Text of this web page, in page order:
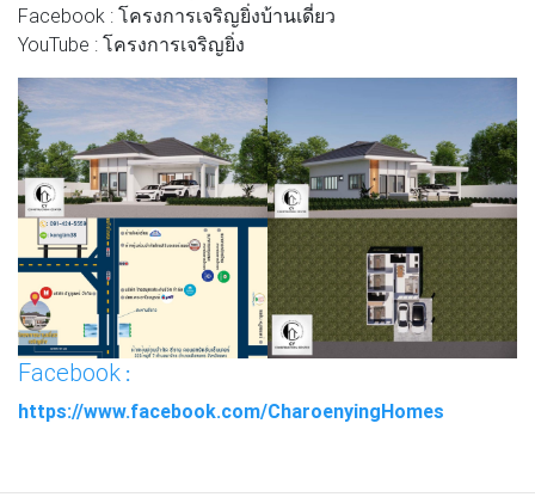
Facebook : โครงการเจริญยิ่งบ้านเดี่ยว
YouTube : โครงการเจริญยิ่ง
Facebook :
https://www.facebook.com/CharoenyingHomes